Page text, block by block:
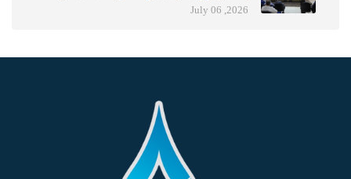
لتعزيز التعاون في قطاع المياه
July 06 ,2026